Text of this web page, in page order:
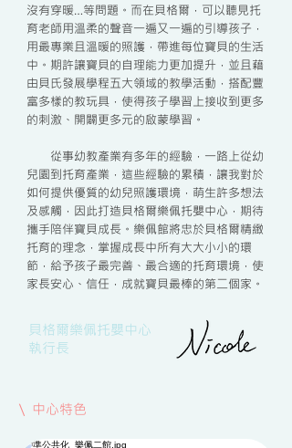
沒有穿暖…等問題。而在貝格爾，可以聽見托
育老師用溫柔的聲音一遍又一遍的引導孩子，
用最專業且溫暖的照護，帶進每位寶貝的生活
中。期許讓寶貝的自理能力更加提升，並且藉
由貝氏發展學程五大領域的教學活動，搭配豐
富多樣的教玩具，使得孩子學習上接收到更多
的刺激、開闢更多元的啟蒙學習。
從事幼教產業有多年的經驗，一路上從幼
兒園到托育產業，這些經驗的累積，讓我對於
如何提供優質的幼兒照護環境，萌生許多想法
及感觸，因此打造貝格爾樂佩托嬰中心，期待
攜手陪伴寶貝成長。樂佩館將忠於貝格爾精緻
托育的理念，掌握成長中所有大大小小的環
節，給予孩子最完善、最合適的托育環境，使
家長安心、信任，成就寶貝最棒的第二個家。
​​貝格爾樂佩托嬰中心
​執行長
\ 中心特色